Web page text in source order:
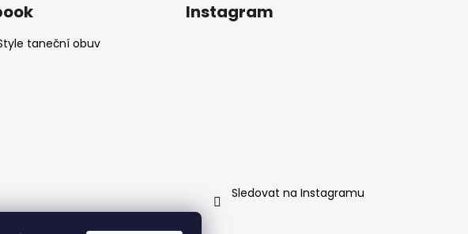
taneční obuv
Instagram
Sledovat na Instagramu